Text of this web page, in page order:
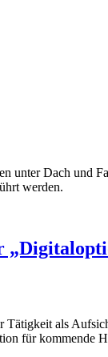
unter Dach
werden.
als
für kommende